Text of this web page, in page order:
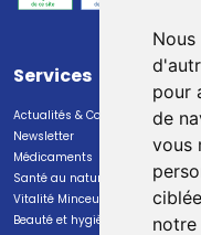
pour
de
vous
Services
Actualités & Conseils
Newsletter
Médicaments
Santé au naturel
Vitalité Minceur Nutrition
Beauté et hygiène